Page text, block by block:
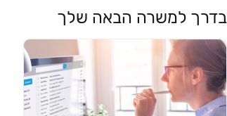
בדרך למשרה הבאה שלך